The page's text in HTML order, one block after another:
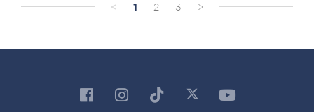
< 1 2 3 >